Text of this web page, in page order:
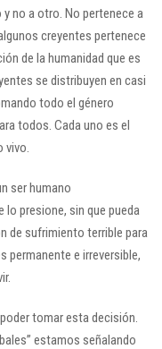
no a otro. No pertenece a
creyentes pertenece
de la humanidad que es
se distribuyen en casi
todo el género
todos. Cada uno es el
vivo.
ser humano
lo presione, sin que pueda
de sufrimiento terrible para
permanente e irreversible,
tomar esta decisión.
estamos señalando